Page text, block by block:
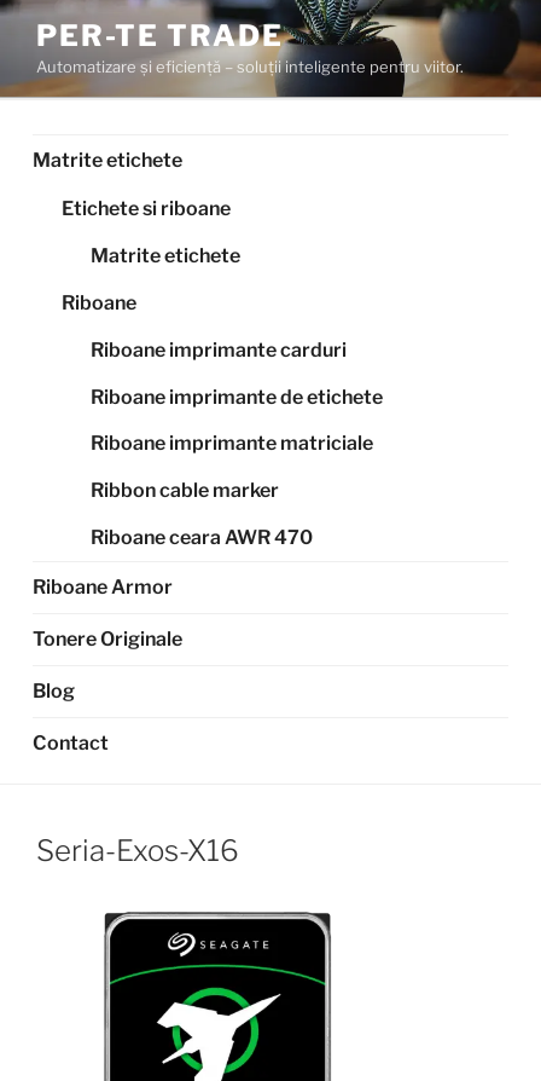
Sari
conținut
PER-TE TRADE
Automatizare și eficiență – soluții inteligente pentru viitor.
Matrite etichete
Etichete si riboane
Matrite etichete
Riboane
Riboane imprimante carduri
Riboane imprimante de etichete
Riboane imprimante matriciale
Ribbon cable marker
Riboane ceara AWR 470
Riboane Armor
Tonere Originale
Blog
Contact
Seria-Exos-X16